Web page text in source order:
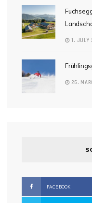
1. JULY
26.
FACEBOOK